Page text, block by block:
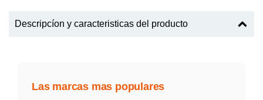
Descripcíon y caracteristicas del producto
Las marcas mas populares